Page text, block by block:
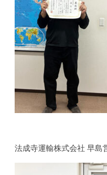
法成寺運輸株式会社 早島